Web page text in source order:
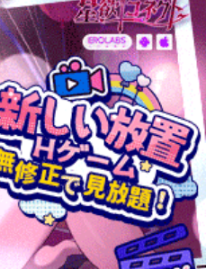
アヘ顔
イラマチオ
ス オナニー
オホ声
ピース
ダブルフェラ
ニーソ ハーレム
バック
ラ ボテ腹
ボールギャグ
ド メガネ ラブラブ
レズ
口内射精 噴乳
堕落
寝取られ 寝顔 尻穴
巨乳
水着 浴衣 淫乱 爆乳